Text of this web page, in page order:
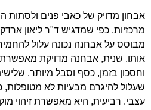
אבחון מדויק של כאבי פנים ולסתות
מרכזיות, כפי שמדגיש ד"ר ליאון
מבוסס על אבחנה נכונה עלול
אותו. שנית, אבחנה מדויקת
וחסכון בזמן, כסף וסבל מיותר.
שעלול להיגרם מבעיות לא מטופלות,
עצבי. רביעית, היא מאפשרת זיהוי